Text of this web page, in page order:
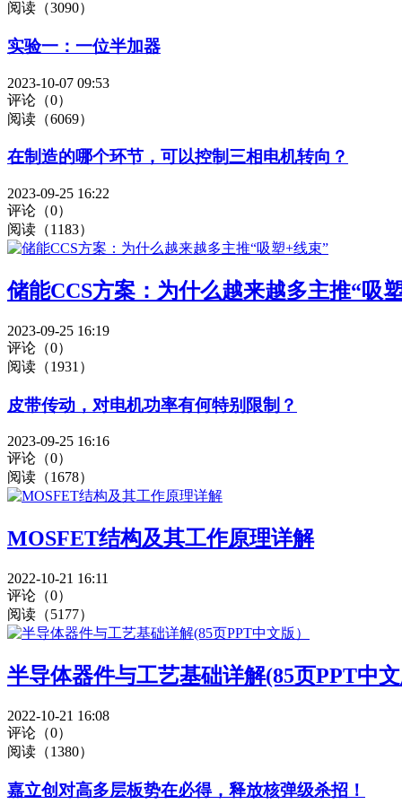
阅读（3090）
实验一：一位半加器
2023-10-07 09:53
评论（0）
阅读（6069）
在制造的哪个环节，可以控制三相电机转向？
2023-09-25 16:22
评论（0）
阅读（1183）
储能CCS方案：为什么越来越多主推“吸
2023-09-25 16:19
评论（0）
阅读（1931）
皮带传动，对电机功率有何特别限制？
2023-09-25 16:16
评论（0）
阅读（1678）
MOSFET结构及其工作原理详解
2022-10-21 16:11
评论（0）
阅读（5177）
半导体器件与工艺基础详解(85页PPT中
2022-10-21 16:08
评论（0）
阅读（1380）
嘉立创对高多层板势在必得，释放核弹级杀招！